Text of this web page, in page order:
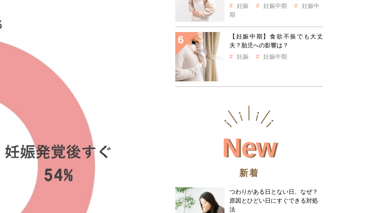
妊娠 妊娠中期
妊娠中
期
【妊娠中期】食欲不振でも大丈
夫？胎児への影響は？
妊娠
妊娠中期
New
新着
つわりがある日とない日、なぜ？
原因とひどい日にすぐできる対処
法